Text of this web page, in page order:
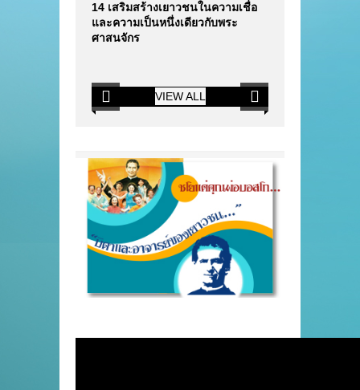
14 เสริมสร้างเยาวชนในความเชื่อ
และความเป็นหนึ่งเดียวกับพระ
ศาสนจักร
VIEW ALL